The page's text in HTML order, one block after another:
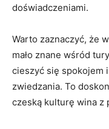
doświadczeniami.
Warto‌ zaznaczyć, że
mało znane wśród
cieszyć się spokojem
zwiedzania. To
czeską kulturę wina z⁤